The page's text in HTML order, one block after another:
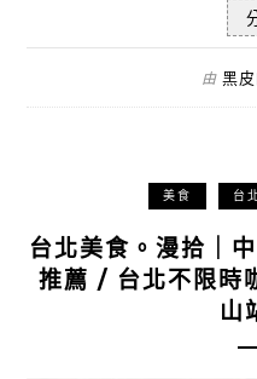
由 黑
美食 台
台北美食。漫拾｜
推薦 / 台北不限時
山